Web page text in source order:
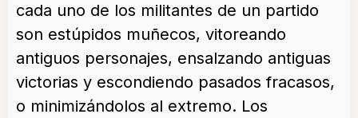
cada uno de los militantes de un partido
son estúpidos muñecos, vitoreando
antiguos personajes, ensalzando antiguas
victorias y escondiendo pasados fracasos,
o minimizándolos al extremo. Los